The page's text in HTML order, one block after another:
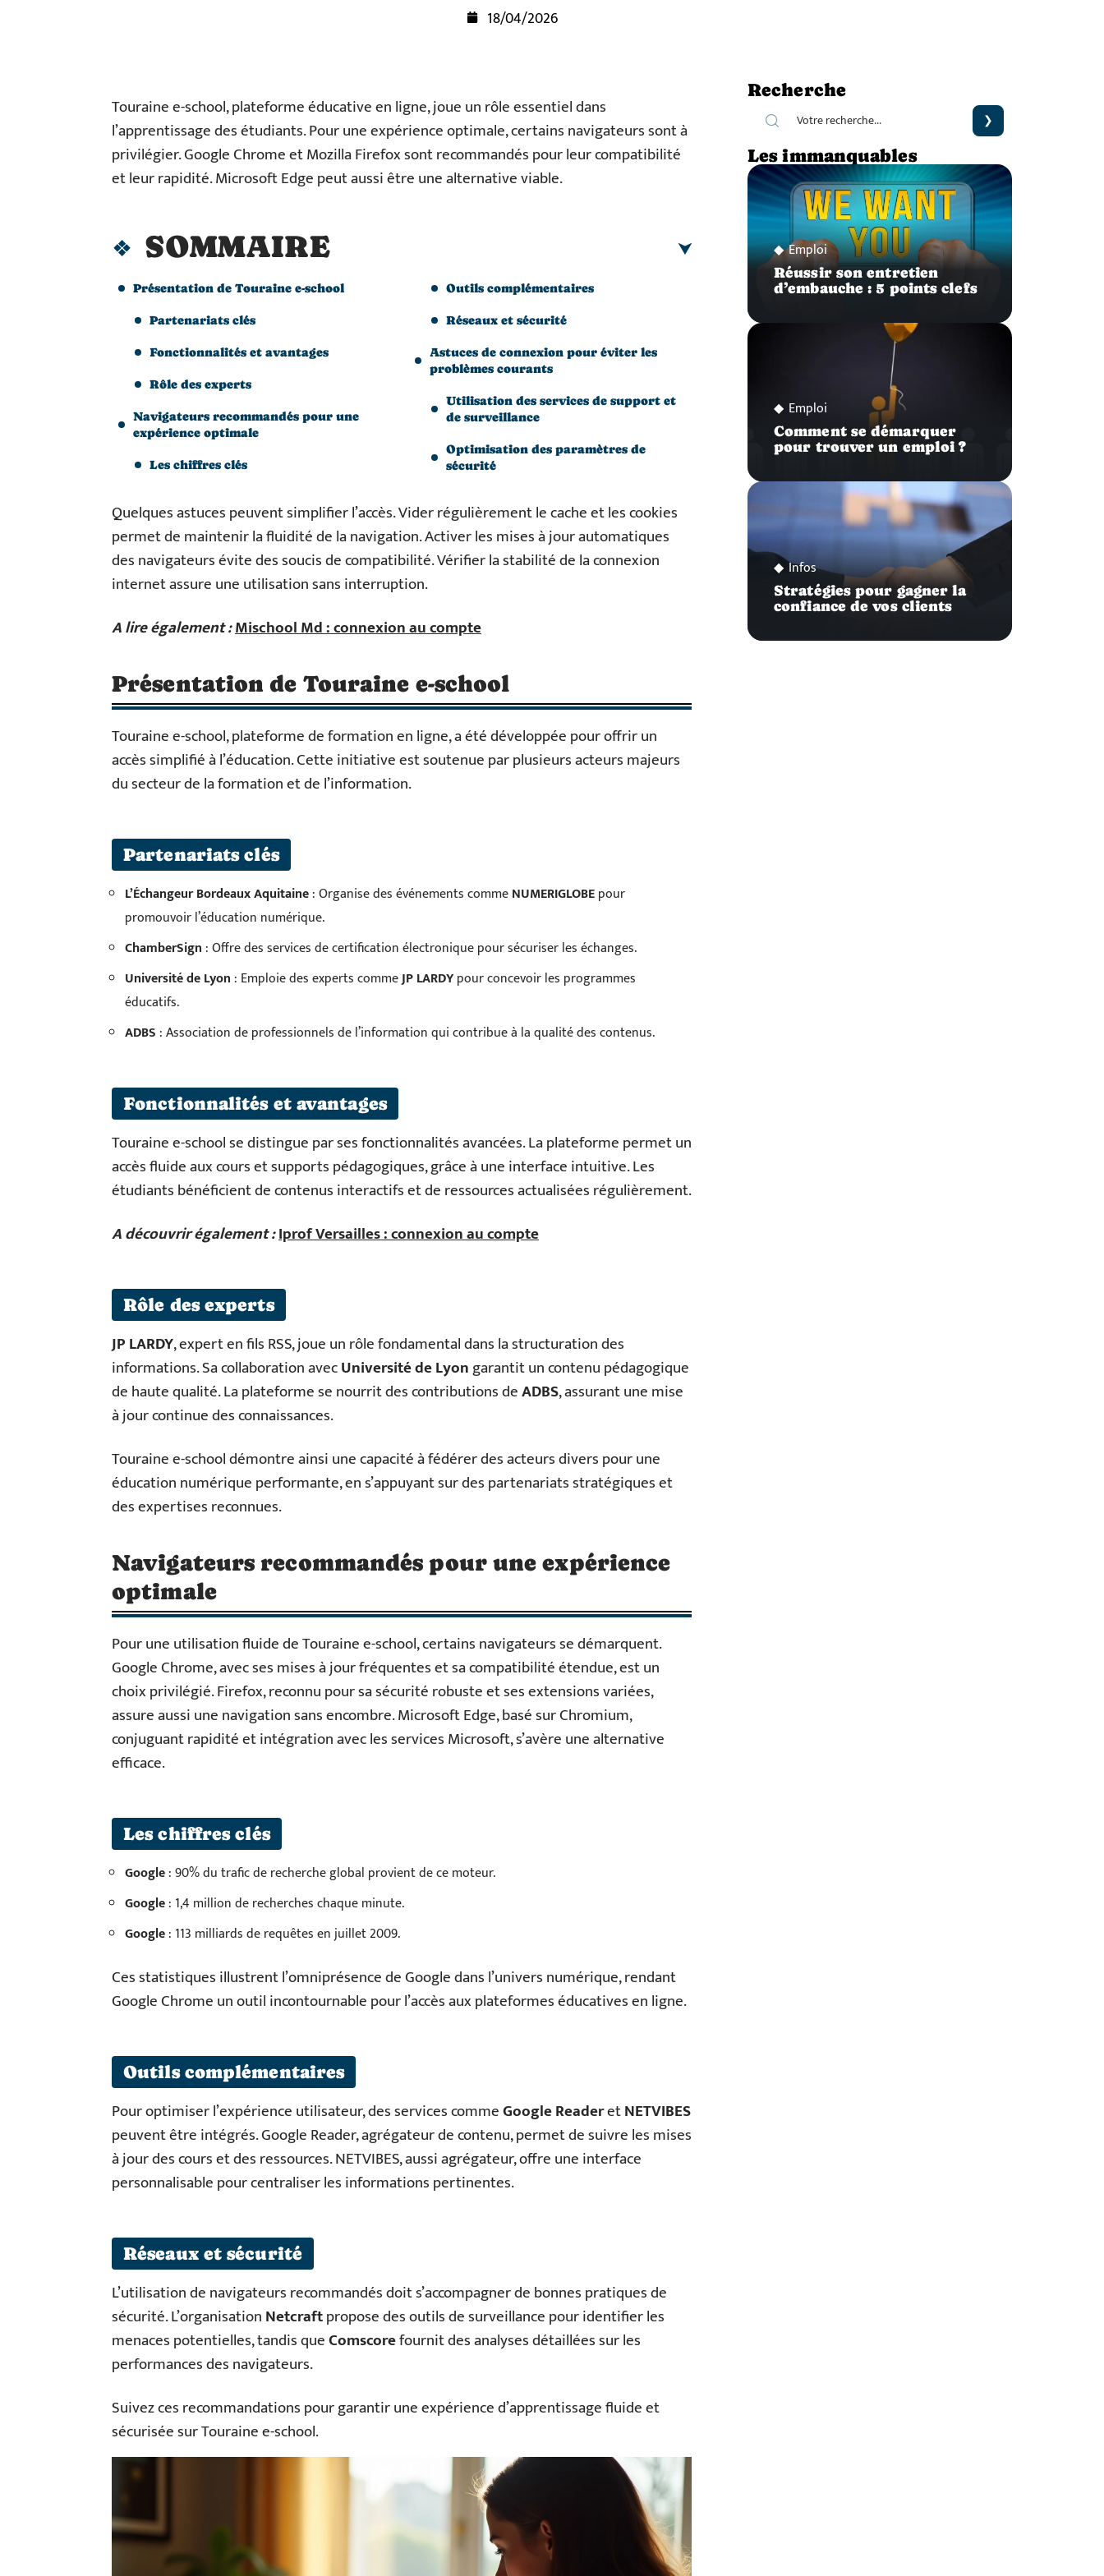
18/04/2026
Touraine e-school, plateforme éducative en ligne, joue un rôle essentiel dans
l’apprentissage des étudiants. Pour une expérience optimale, certains navigateurs sont à
privilégier. Google Chrome et Mozilla Firefox sont recommandés pour leur compatibilité
et leur rapidité. Microsoft Edge peut aussi être une alternative viable.
SOMMAIRE
Présentation de Touraine e-school
Partenariats clés
Fonctionnalités et avantages
Rôle des experts
Navigateurs recommandés pour une
expérience optimale
Les chiffres clés
Outils complémentaires
Réseaux et sécurité
Astuces de connexion pour éviter les
problèmes courants
Utilisation des services de support et
de surveillance
Optimisation des paramètres de
sécurité
Quelques astuces peuvent simplifier l’accès. Vider régulièrement le cache et les cookies
permet de maintenir la fluidité de la navigation. Activer les mises à jour automatiques
des navigateurs évite des soucis de compatibilité. Vérifier la stabilité de la connexion
internet assure une utilisation sans interruption.
A lire également :Mischool Md : connexion au compte
Présentation de Touraine e-school
Touraine e-school, plateforme de formation en ligne, a été développée pour offrir un
accès simplifié à l’éducation. Cette initiative est soutenue par plusieurs acteurs majeurs
du secteur de la formation et de l’information.
Partenariats clés
L’Échangeur Bordeaux Aquitaine: Organise des événements commeNUMERIGLOBEpour
promouvoir l’éducation numérique.
ChamberSign : Offre des services de certification électronique pour sécuriser les échanges.
Université de Lyon : Emploie des experts commeJP LARDYpour concevoir les programmes
éducatifs.
ADBS : Association de professionnels de l’information qui contribue à la qualité des contenus.
Fonctionnalités et avantages
Touraine e-school se distingue par ses fonctionnalités avancées. La plateforme permet un
accès fluide aux cours et supports pédagogiques, grâce à une interface intuitive. Les
étudiants bénéficient de contenus interactifs et de ressources actualisées régulièrement.
A découvrir également :Iprof Versailles : connexion au compte
Rôle des experts
JP LARDY, expert en fils RSS, joue un rôle fondamental dans la structuration des
informations. Sa collaboration avecUniversité de Lyongarantit un contenu pédagogique
de haute qualité. La plateforme se nourrit des contributions deADBS, assurant une mise
à jour continue des connaissances.
Touraine e-school démontre ainsi une capacité à fédérer des acteurs divers pour une
éducation numérique performante, en s’appuyant sur des partenariats stratégiques et
des expertises reconnues.
Navigateurs recommandés pour une expérience
optimale
Pour une utilisation fluide de Touraine e-school, certains navigateurs se démarquent.
Google Chrome, avec ses mises à jour fréquentes et sa compatibilité étendue, est un
choix privilégié. Firefox, reconnu pour sa sécurité robuste et ses extensions variées,
assure aussi une navigation sans encombre. Microsoft Edge, basé sur Chromium,
conjuguant rapidité et intégration avec les services Microsoft, s’avère une alternative
efficace.
Les chiffres clés
Google: 90% du trafic de recherche global provient de ce moteur.
Google: 1,4 million de recherches chaque minute.
Google: 113 milliards de requêtes en juillet 2009.
Ces statistiques illustrent l’omniprésence de Google dans l’univers numérique, rendant
Google Chrome un outil incontournable pour l’accès aux plateformes éducatives en ligne.
Outils complémentaires
Pour optimiser l’expérience utilisateur, des services commeGoogle ReaderetNETVIBES
peuvent être intégrés. Google Reader, agrégateur de contenu, permet de suivre les mises
à jour des cours et des ressources. NETVIBES, aussi agrégateur, offre une interface
personnalisable pour centraliser les informations pertinentes.
Réseaux et sécurité
L’utilisation de navigateurs recommandés doit s’accompagner de bonnes pratiques de
sécurité. L’organisationNetcraftpropose des outils de surveillance pour identifier les
menaces potentielles, tandis queComscorefournit des analyses détaillées sur les
performances des navigateurs.
Suivez ces recommandations pour garantir une expérience d’apprentissage fluide et
sécurisée sur Touraine e-school.
Recherche
Les immanquables
Emploi
Réussir son entretien
d’embauche : 5 points clefs
Emploi
Comment se démarquer
pour trouver un emploi ?
Infos
Stratégies pour gagner la
confiance de vos clients